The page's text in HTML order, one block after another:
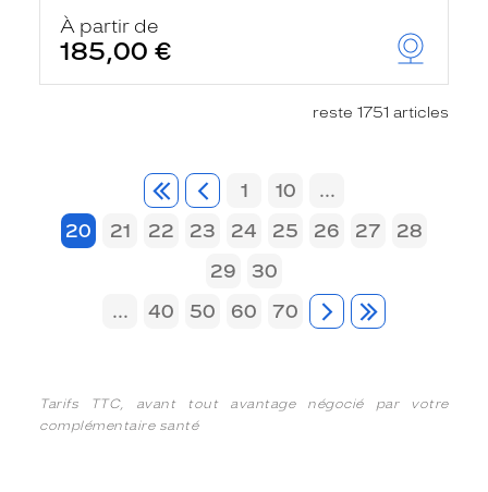
À partir de
185,00 €
reste 1751 articles
1 10
...
20
21 22 23 24 25 26 27
28
29
30
...
40 50 60 70
Tarifs TTC, avant tout avantage négocié par votre
complémentaire santé